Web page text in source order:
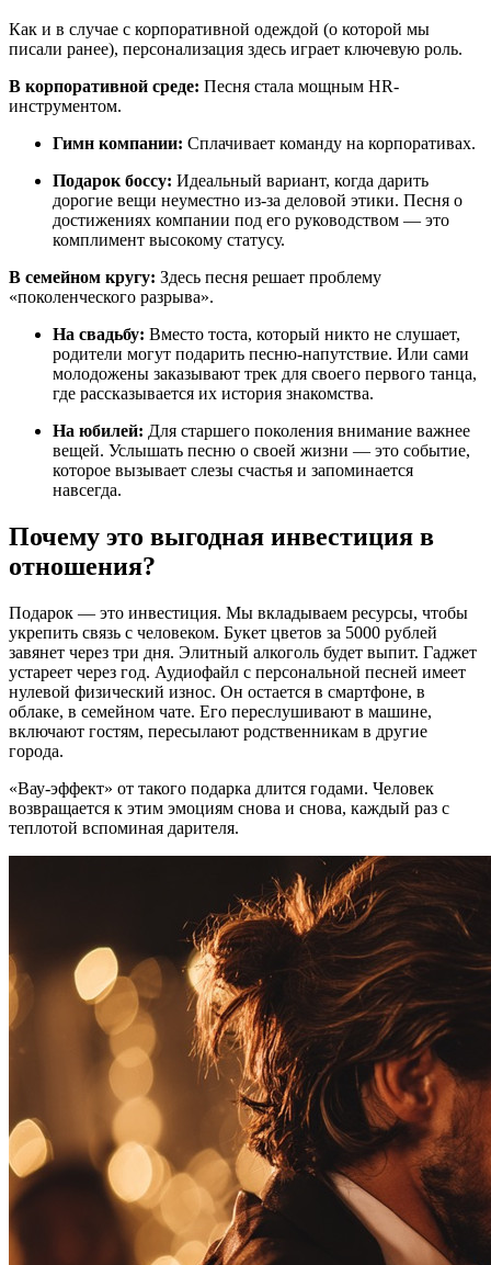
Как и в случае с корпоративной одеждой (о которой мы
писали ранее), персонализация здесь играет ключевую роль.
В корпоративной среде: Песня стала мощным HR-
инструментом.
Гимн компании: Сплачивает команду на корпоративах.
Подарок боссу: Идеальный вариант, когда дарить
дорогие вещи неуместно из-за деловой этики. Песня о
достижениях компании под его руководством — это
комплимент высокому статусу.
В семейном кругу: Здесь песня решает проблему
«поколенческого разрыва».
На свадьбу: Вместо тоста, который никто не слушает,
родители могут подарить песню-напутствие. Или сами
молодожены заказывают трек для своего первого танца,
где рассказывается их история знакомства.
На юбилей: Для старшего поколения внимание важнее
вещей. Услышать песню о своей жизни — это событие,
которое вызывает слезы счастья и запоминается
навсегда.
Почему это выгодная инвестиция в
отношения?
Подарок — это инвестиция. Мы вкладываем ресурсы, чтобы
укрепить связь с человеком. Букет цветов за 5000 рублей
завянет через три дня. Элитный алкоголь будет выпит. Гаджет
устареет через год. Аудиофайл с персональной песней имеет
нулевой физический износ. Он остается в смартфоне, в
облаке, в семейном чате. Его переслушивают в машине,
включают гостям, пересылают родственникам в другие
города.
«Вау-эффект» от такого подарка длится годами. Человек
возвращается к этим эмоциям снова и снова, каждый раз с
теплотой вспоминая дарителя.